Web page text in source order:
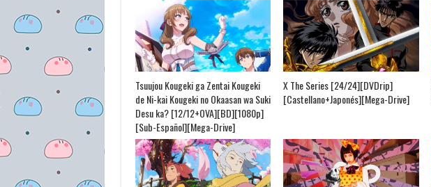
Tsuujou Kougeki ga Zentai Kougeki
de Ni-kai Kougeki no Okaasan wa Suki
Desu ka? [12/12+OVA][BD][1080p]
[Sub-Español][Mega-Drive]
X The Series [24/24][DVDrip]
[Castellano+Japonés][Mega-Drive]